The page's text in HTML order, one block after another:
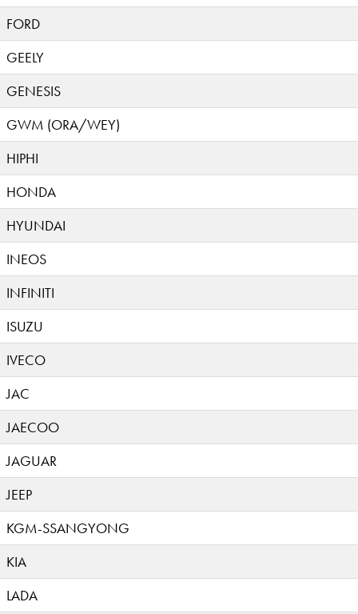
FORD
GEELY
GENESIS
GWM (ORA/WEY)
HIPHI
HONDA
HYUNDAI
INEOS
INFINITI
ISUZU
IVECO
JAC
JAECOO
JAGUAR
JEEP
KGM-SSANGYONG
KIA
LADA